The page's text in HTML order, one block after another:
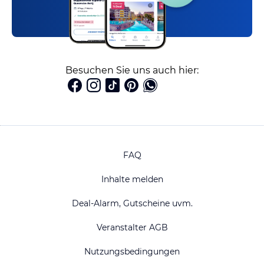
Besuchen Sie uns auch hier:
FAQ
Inhalte melden
Deal-Alarm, Gutscheine uvm.
Veranstalter AGB
Nutzungsbedingungen